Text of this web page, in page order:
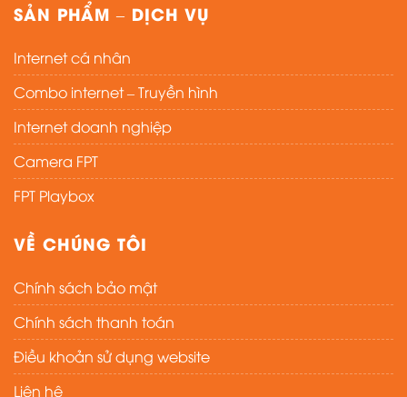
SẢN PHẨM – DỊCH VỤ
Internet cá nhân
Combo internet – Truyền hình
Internet doanh nghiệp
Camera FPT
FPT Playbox
VỀ CHÚNG TÔI
Chính sách bảo mật
Chính sách thanh toán
Điều khoản sử dụng website
Liên hệ